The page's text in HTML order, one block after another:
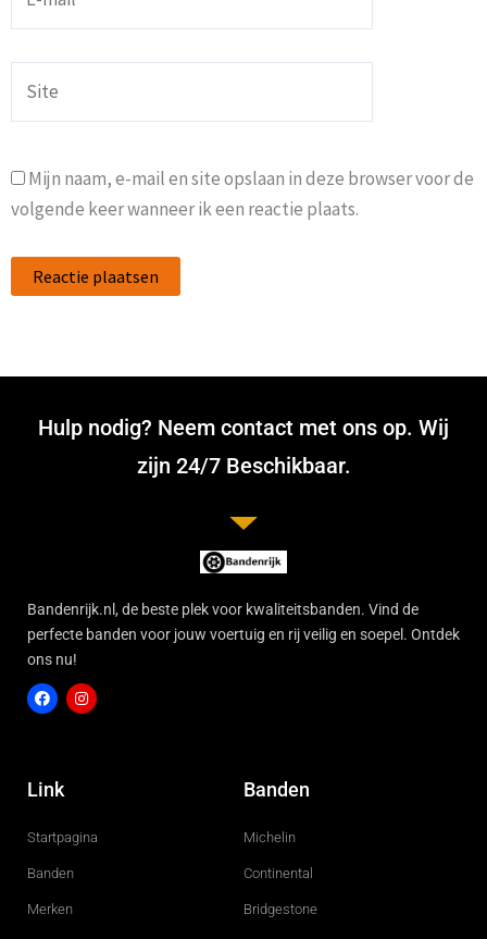
mail*
Mijn naam, e-mail en site opslaan in deze browser voor de
volgende keer wanneer ik een reactie plaats.
Hulp nodig? Neem contact met ons op. Wij
zijn 24/7 Beschikbaar.
Bandenrijk.nl, de beste plek voor kwaliteitsbanden. Vind de
perfecte banden voor jouw voertuig en rij veilig en soepel. Ontdek
ons nu!
c
e
o
g
r
Link
Startpagina
Banden
Merken
Banden
Michelin
Continental
Bridgestone